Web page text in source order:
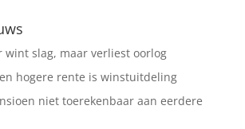
wint slag, maar verliest oorlog
hogere rente is winstuitdeling
niet toerekenbaar aan eerdere